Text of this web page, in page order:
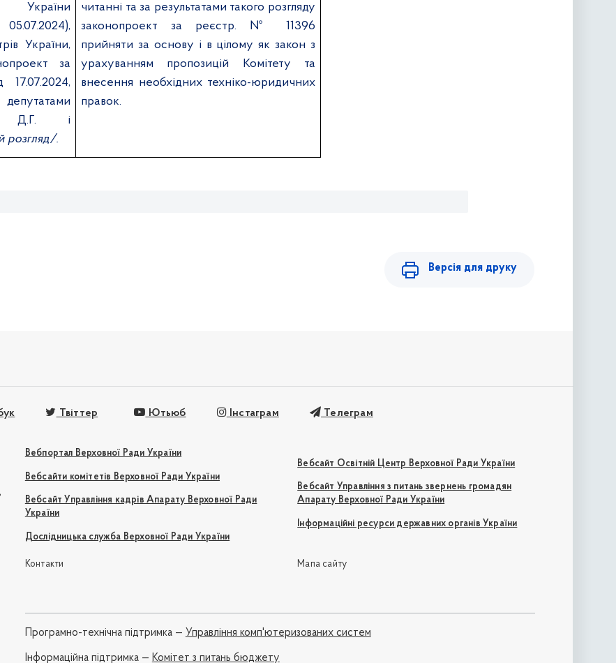
України
України,
за
Д.Г. і
розгляд/.
читанні та за результатами такого розгляду
законопроект за реєстр. № 11396
прийняти за основу і в цілому як закон з
урахуванням пропозицій Комітету та
внесення необхідних техніко-юридичних
правок.
Версія для друку
Твіттер Ютьюб Інстаграм Телеграм
Вебпортал Верховної Ради України
Вебсайти комітетів Верховної Ради України
Вебсайт Управління кадрів Апарату Верховної Ради
України
Дослідницька служба Верховної Ради України
Вебсайт Освітній Центр Верховної Ради України
Вебсайт Управління з питань звернень громадян
Апарату Верховної Ради України
Інформаційні ресурси державних органів України
Контакти Мапа сайту
Програмно-технічна підтримка — Управління комп'ютеризованих систем
Iнформаційна підтримка — Комітет з питань бюджету